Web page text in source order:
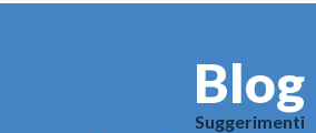
Blog
Suggerimenti